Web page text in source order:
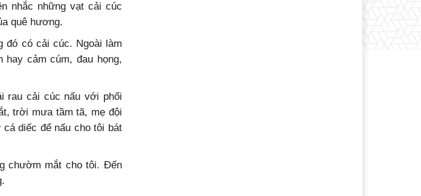
nhắc những vạt cải cúc
quê hương.
đó có cải cúc. Ngoài làm
cảm cúm, đau họng,
rau cải cúc nấu với phổi
trời mưa tầm tã, mẹ đội
diếc để nấu cho tôi bát
chườm mắt cho tôi. Đến